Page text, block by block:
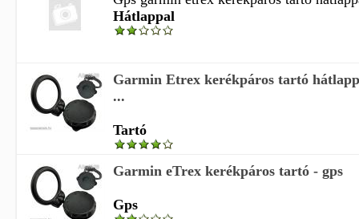
Hátlappal
Garmin Etrex kerékpáros tartó
...
Tartó
Garmin eTrex kerékpáros tartó - gps
Gps